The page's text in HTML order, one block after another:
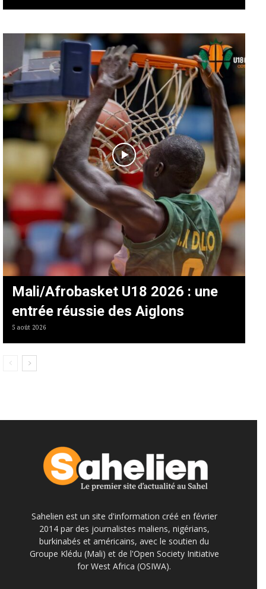
Mali/Afrobasket U18 2026 : une
entrée réussie des Aiglons
5 août 2026
Sahelien est un site d'information créé en février
2014 par des journalistes maliens, nigérians,
burkinabés et américains, avec le soutien du
Groupe Klédu (Mali) et de l'Open Society Initiative
for West Africa (OSIWA).